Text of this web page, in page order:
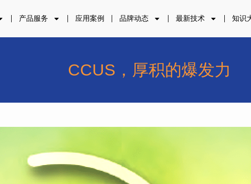
产品服务 应用案例 品牌动态 最新技术 知识
CCUS，厚积的爆发力